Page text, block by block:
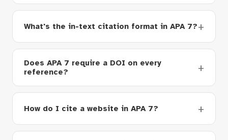
What's the in-text citation format in APA 7?
Does APA 7 require a DOI on every
reference?
How do I cite a website in APA 7?